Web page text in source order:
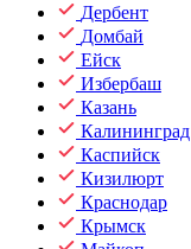
Дербент
Домбай
Ейск
Избербаш
Казань
Калининград
Каспийск
Кизилюрт
Краснодар
Крымск